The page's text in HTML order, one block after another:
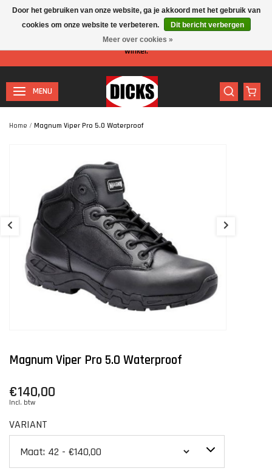
Let op: I.v.m. de zomervakantie is er minder personeel aanwezig in de
winkel.
MENU
Home / Magnum Viper Pro 5.0 Waterproof
Magnum Viper Pro 5.0 Waterproof
€140,00
Incl. btw
VARIANT
Door het gebruiken van onze website, ga je akkoord met het gebruik van
cookies om onze website te verbeteren.
Dit bericht verbergen
Meer over cookies »